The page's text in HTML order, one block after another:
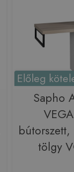
Előleg
Sapho
tölgy